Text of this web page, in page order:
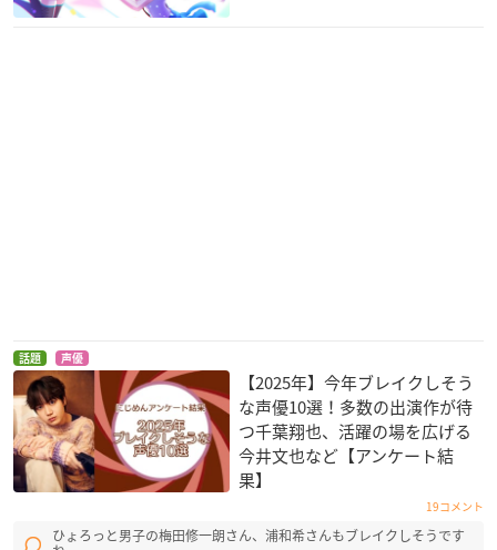
話題 声優
【2025年】今年ブレイクしそう
な声優10選！多数の出演作が待
つ千葉翔也、活躍の場を広げる
今井文也など【アンケート結
果】
19コメント
ひょろっと男子の梅田修一朗さん、浦和希さんもブレイクしそうです